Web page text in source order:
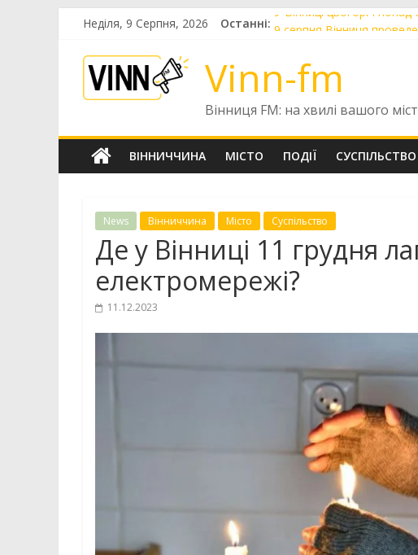
content
Неділя, 9 Серпня, 2026 Останні: У Вінниці цьогоріч
У Вінниці готують до
До Вінниці прибули
Vinn-fm
Вінниця FM: на хвилі вашого
ВІННИЧЧИНА МІСТО ПОДІЇ СУСПІЛЬСТВО
News Вінниччина Місто Суспільство
Де у Вінниці 11 грудня
електромережі?
11.12.2023